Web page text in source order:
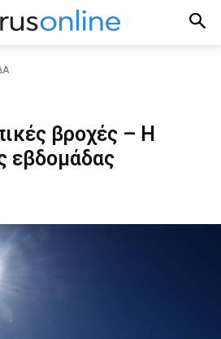
βροχές – Η
εβδομάδας